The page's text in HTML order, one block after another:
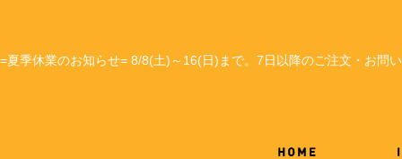
=夏季休業のお知らせ= 8/8(土)～16(日)まで。7日以降のご注文・お問